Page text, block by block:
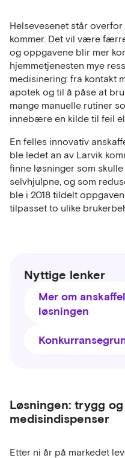
Helsevesenet står
kommer. Det vil være
og oppgavene blir mer
hjemmetjenesten mye
medisinering: fra kontakt
apotek og til å påse at
mange manuelle rutiner
innebære en kilde til feil
En felles innovativ
ble ledet an av Larvik
finne løsninger som
selvhjulpne, og som
ble i 2018 tildelt
tilpasset to ulike
Nyttige lenker
Mer om
løsningen
Løsningen: trygg
medisindispenser
Etter ni år på markedet